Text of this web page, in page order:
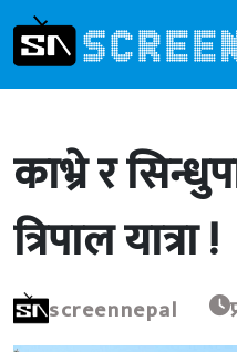
काभ्रे र
त्रिपाल यात्रा !
screennepal